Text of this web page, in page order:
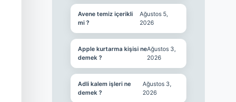
Avene temiz içerikli
mi ?
Ağustos 5,
2026
Apple kurtarma kişisi ne
demek ?
Ağustos 3,
2026
Adli kalem işleri ne
demek ?
Ağustos 3,
2026